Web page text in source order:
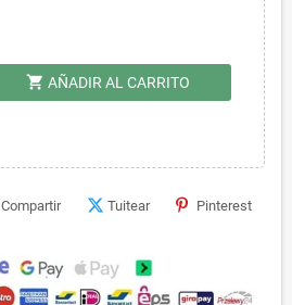
shopping_cart AÑADIR AL CARRITO
Compartir Tuitear Pinterest